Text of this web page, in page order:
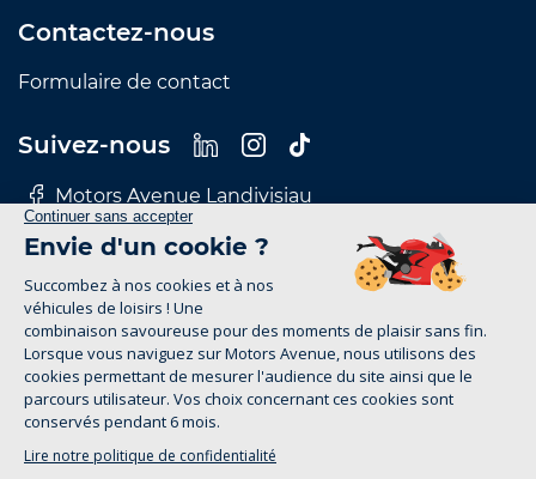
Contactez-nous
Formulaire de contact
Suivez-nous
Motors Avenue Landivisiau
Motors Avenue Le Mans
Motors Avenue Rennes
Motors Avenue Tours